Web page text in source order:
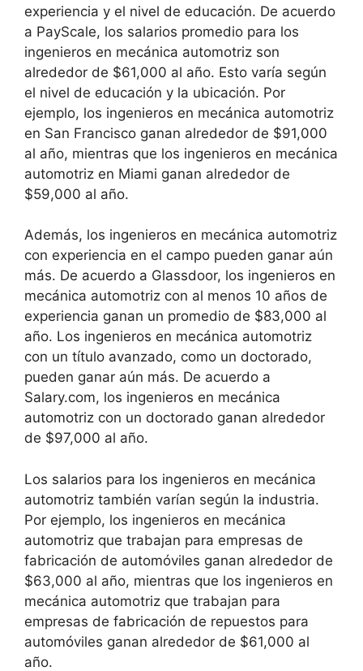
experiencia y el nivel de educación. De acuerdo
a PayScale, los salarios promedio para los
ingenieros en mecánica automotriz son
alrededor de $61,000 al año. Esto varía según
el nivel de educación y la ubicación. Por
ejemplo, los ingenieros en mecánica automotriz
en San Francisco ganan alrededor de $91,000
al año, mientras que los ingenieros en mecánica
automotriz en Miami ganan alrededor de
$59,000 al año.
Además, los ingenieros en mecánica automotriz
con experiencia en el campo pueden ganar aún
más. De acuerdo a Glassdoor, los ingenieros en
mecánica automotriz con al menos 10 años de
experiencia ganan un promedio de $83,000 al
año. Los ingenieros en mecánica automotriz
con un título avanzado, como un doctorado,
pueden ganar aún más. De acuerdo a
Salary.com, los ingenieros en mecánica
automotriz con un doctorado ganan alrededor
de $97,000 al año.
Los salarios para los ingenieros en mecánica
automotriz también varían según la industria.
Por ejemplo, los ingenieros en mecánica
automotriz que trabajan para empresas de
fabricación de automóviles ganan alrededor de
$63,000 al año, mientras que los ingenieros en
mecánica automotriz que trabajan para
empresas de fabricación de repuestos para
automóviles ganan alrededor de $61,000 al
año.